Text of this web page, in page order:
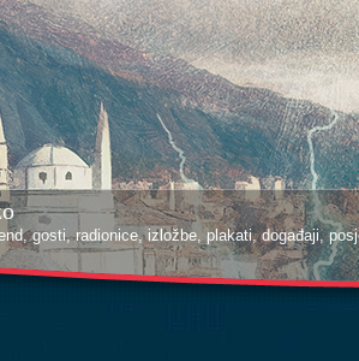
gosti, radionice, izložbe, plakati, događaji,
gosti, radionice, izložbe, plakati, događaji,